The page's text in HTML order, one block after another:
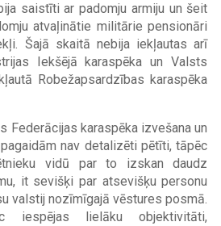
saistīti ar padomju armiju un šeit
atvaļinātie militārie pensionāri
Šajā skaitā nebija iekļautas arī
Iekšējā karaspēka un Valsts
Robežapsardzības karaspēka
Federācijas karaspēka izvešana un
nav detalizēti pētīti, tāpēc
vidū par to izskan daudz
it sevišķi par atsevišķu personu
valstij nozīmīgajā vēstures posmā.
iespējas lielāku objektivitāti,